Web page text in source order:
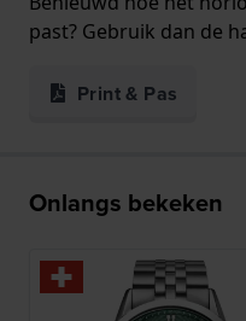
past? Gebruik dan de
Print & Pas
Onlangs bekeken